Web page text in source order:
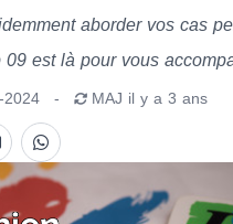
aborder vos cas
est là pour vous
2024 - MAJ il y a 3 ans